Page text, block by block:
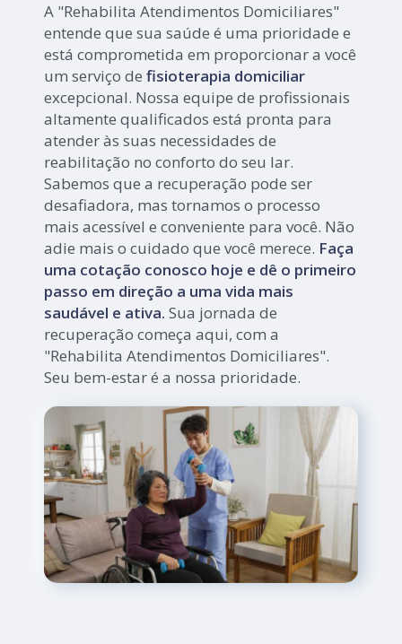
A "Rehabilita Atendimentos Domiciliares"
entende que sua saúde é uma prioridade e
está comprometida em proporcionar a você
um serviço defisioterapia domiciliar
excepcional. Nossa equipe de profissionais
altamente qualificados está pronta para
atender às suas necessidades de
reabilitação no conforto do seu lar.
Sabemos que a recuperação pode ser
desafiadora, mas tornamos o processo
mais acessível e conveniente para você. Não
adie mais o cuidado que você merece. Faça
uma cotação conosco hoje e dê o primeiro
passo em direção a uma vida mais
saudável e ativa. Sua jornada de
recuperação começa aqui, com a
"Rehabilita Atendimentos Domiciliares".
Seu bem-estar é a nossa prioridade.